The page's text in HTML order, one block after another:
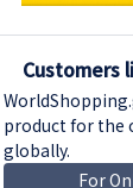
楽関係者
ーティスト
TOYOTA